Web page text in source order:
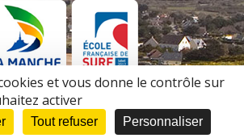
nos Partenaires et Sponsors
et vous donne le contrôle sur
activer
Tout refuser Personnaliser